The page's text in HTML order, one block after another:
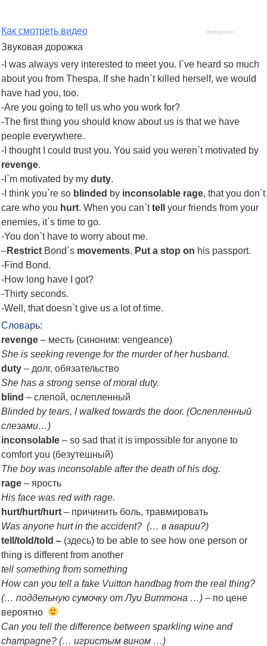
Как смотреть видео Boomp3.com
Звуковая дорожка
-I was always very interested to meet you. I`ve heard so much
about you from Thespa. If she hadn`t killed herself, we would
have had you, too.
-Are you going to tell us who you work for?
-The first thing you should know about us is that we have
people everywhere.
-I thought I could trust you. You said you weren`t motivated by
revenge.
-I`m motivated by my duty.
-I think you`re so blinded by inconsolable rage, that you don`t
care who you hurt. When you can`ttell
your friends from your
enemies, it`s time to go.
-You don`t have to worry about me.
–Restrict Bond`s movements. Put a stop on his passport.
-Find Bond.
-How long have I got?
-Thirty seconds.
-Well, that doesn`t give us a lot of time.
Словарь:
revenge – месть (синоним: vengeance)
She is seeking revenge for the murder of her husband.
duty – долг, обязательство
She has a strong sense of moral duty.
blind – слепой, ослепленный
Blinded by tears, I walked towards the door. (Ослепленный
слезами…)
inconsolable – so sad that it is impossible for anyone to
comfort you (безутешный)
The boy was inconsolable after the death of his dog.
rage – ярость
His face was red with rage.
hurt/hurt/hurt – причинить боль, травмировать
Was anyone hurt in the accident? (… в аварии?)
tell/told/told – (здесь) to be able to see how one person or
thing is different from another
tell something from something
How can you tell a fake Vuitton handbag from the real thing?
(… поддельную сумочку от Луи Виттона …) – по цене
вероятно
Can you tell the difference between sparkling wine and
champagne? (… игристым вином …)